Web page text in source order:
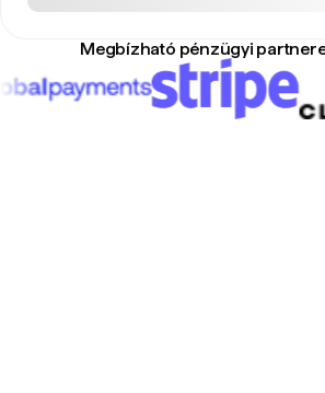
Megbízható pénzügyi